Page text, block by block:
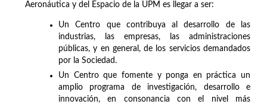
Aeronáutica y del Espacio de la UPM es llegar a ser:
Un Centro que contribuya al desarrollo de las
industrias, las empresas, las administraciones
públicas, y en general, de los servicios demandados
por la Sociedad.
Un Centro que fomente y ponga en práctica un
amplio programa de investigación, desarrollo e
innovación, en consonancia con el nivel más